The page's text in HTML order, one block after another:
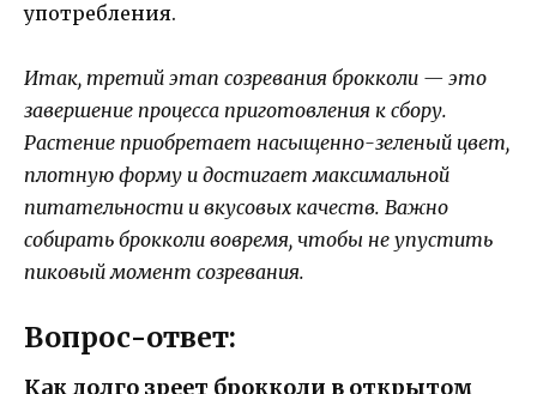
употребления.
Итак, третий этап созревания брокколи — это
завершение процесса приготовления к сбору.
Растение приобретает насыщенно-зеленый цвет,
плотную форму и достигает максимальной
питательности и вкусовых качеств. Важно
собирать брокколи вовремя, чтобы не упустить
пиковый момент созревания.
Вопрос-ответ:
Как долго зреет брокколи в открытом